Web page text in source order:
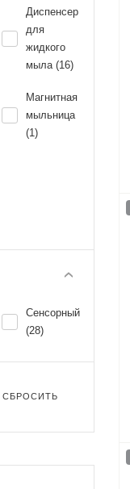
Диспенсер
для
жидкого
мыла (16)
Магнитная
мыльница
(1)
Сенсорный
(28)
СБРОСИТЬ